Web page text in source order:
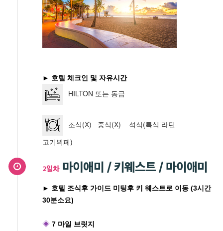
► 호텔 체크인 및 자유시간
HILTON 또는 동급
조식(X) 중식(X) 석식(특식 라틴
고기뷔페)
2일차마이애미 / 키웨스트 / 마이애미
► 호텔 조식후 가이드 미팅후 키 웨스트로 이동 (3시간
30분소요)
◈ 7 마일 브릿지